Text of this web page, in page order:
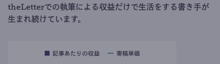
theLetterでの執筆による収益だけで生活をする書き手が
生まれ続けています。